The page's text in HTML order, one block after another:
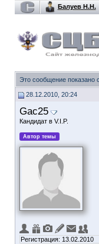
Балуев Н.Н.
Это сообщение показано
28.12.2010, 20:24
Gac25
Кандидат в V.I.P.
Автор темы
Регистрация: 13.02.2010